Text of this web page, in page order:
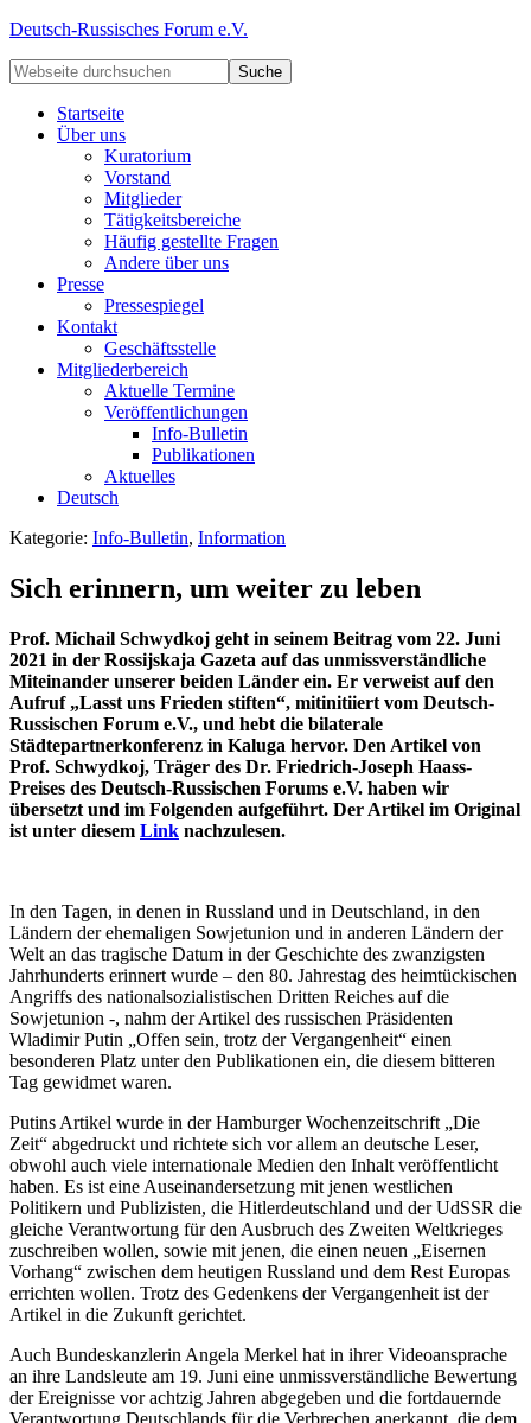
Deutsch-Russisches Forum e.V.
Startseite
Über uns
Kuratorium
Vorstand
Mitglieder
Tätigkeitsbereiche
Häufig gestellte Fragen
Andere über uns
Presse
Pressespiegel
Kontakt
Geschäftsstelle
Mitgliederbereich
Aktuelle Termine
Veröffentlichungen
Info-Bulletin
Publikationen
Aktuelles
Deutsch
Kategorie: Info-Bulletin, Information
Sich erinnern, um weiter zu leben
Prof. Michail Schwydkoj geht in seinem Beitrag vom 22. Juni
2021 in der Rossijskaja Gazeta auf das unmissverständliche
Miteinander unserer beiden Länder ein. Er verweist auf den
Aufruf „Lasst uns Frieden stiften“, mitinitiiert vom Deutsch-
Russischen Forum e.V., und hebt die bilaterale
Städtepartnerkonferenz in Kaluga hervor. Den Artikel von
Prof. Schwydkoj, Träger des Dr. Friedrich-Joseph Haass-
Preises des Deutsch-Russischen Forums e.V. haben wir
übersetzt und im Folgenden aufgeführt. Der Artikel im Original
ist unter diesem Link nachzulesen.
In den Tagen, in denen in Russland und in Deutschland, in den
Ländern der ehemaligen Sowjetunion und in anderen Ländern der
Welt an das tragische Datum in der Geschichte des zwanzigsten
Jahrhunderts erinnert wurde – den 80. Jahrestag des heimtückischen
Angriffs des nationalsozialistischen Dritten Reiches auf die
Sowjetunion -, nahm der Artikel des russischen Präsidenten
Wladimir Putin „Offen sein, trotz der Vergangenheit“ einen
besonderen Platz unter den Publikationen ein, die diesem bitteren
Tag gewidmet waren.
Putins Artikel wurde in der Hamburger Wochenzeitschrift „Die
Zeit“ abgedruckt und richtete sich vor allem an deutsche Leser,
obwohl auch viele internationale Medien den Inhalt veröffentlicht
haben. Es ist eine Auseinandersetzung mit jenen westlichen
Politikern und Publizisten, die Hitlerdeutschland und der UdSSR die
gleiche Verantwortung für den Ausbruch des Zweiten Weltkrieges
zuschreiben wollen, sowie mit jenen, die einen neuen „Eisernen
Vorhang“ zwischen dem heutigen Russland und dem Rest Europas
errichten wollen. Trotz des Gedenkens der Vergangenheit ist der
Artikel in die Zukunft gerichtet.
Auch Bundeskanzlerin Angela Merkel hat in ihrer Videoansprache
an ihre Landsleute am 19. Juni eine unmissverständliche Bewertung
der Ereignisse vor achtzig Jahren abgegeben und die fortdauernde
Verantwortung Deutschlands für die Verbrechen anerkannt, die dem